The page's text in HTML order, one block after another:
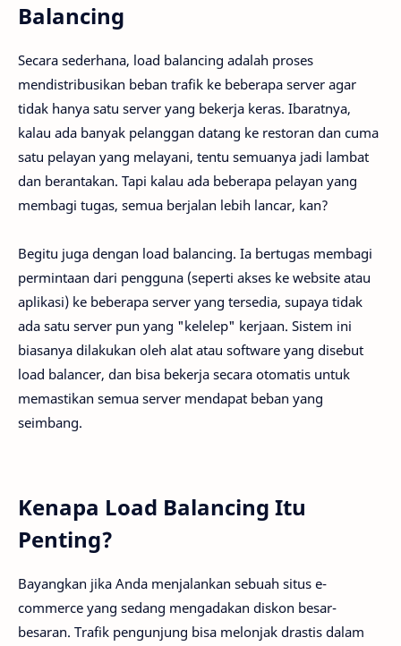
Balancing
Secara sederhana, load balancing adalah proses
mendistribusikan beban trafik ke beberapa server agar
tidak hanya satu server yang bekerja keras. Ibaratnya,
kalau ada banyak pelanggan datang ke restoran dan cuma
satu pelayan yang melayani, tentu semuanya jadi lambat
dan berantakan. Tapi kalau ada beberapa pelayan yang
membagi tugas, semua berjalan lebih lancar, kan?
Begitu juga dengan load balancing. Ia bertugas membagi
permintaan dari pengguna (seperti akses ke website atau
aplikasi) ke beberapa server yang tersedia, supaya tidak
ada satu server pun yang "kelelep" kerjaan. Sistem ini
biasanya dilakukan oleh alat atau software yang disebut
load balancer, dan bisa bekerja secara otomatis untuk
memastikan semua server mendapat beban yang
seimbang.
Kenapa Load Balancing Itu
Penting?
Bayangkan jika Anda menjalankan sebuah situs e-
commerce yang sedang mengadakan diskon besar-
besaran. Trafik pengunjung bisa melonjak drastis dalam